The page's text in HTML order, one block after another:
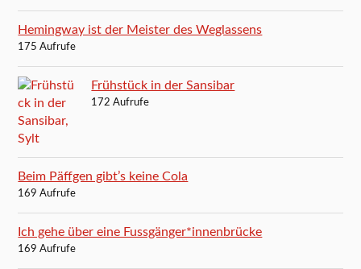
Hemingway ist der Meister des Weglassens
175 Aufrufe
Frühstück in der Sansibar
172 Aufrufe
Beim Päffgen gibt’s keine Cola
169 Aufrufe
Ich gehe über eine Fussgänger*innenbrücke
169 Aufrufe